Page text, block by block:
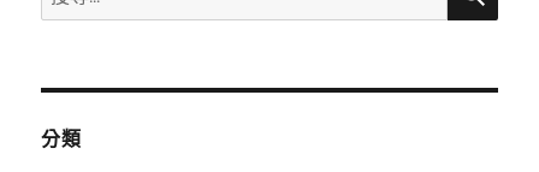
尋
鍵
分類